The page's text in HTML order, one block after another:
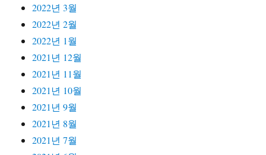
2022년 3월
2022년 2월
2022년 1월
2021년 12월
2021년 11월
2021년 10월
2021년 9월
2021년 8월
2021년 7월